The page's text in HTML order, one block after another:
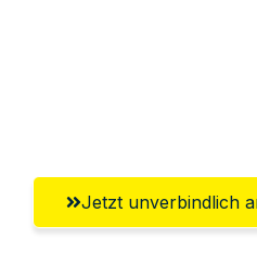
Jetzt unverbindlich